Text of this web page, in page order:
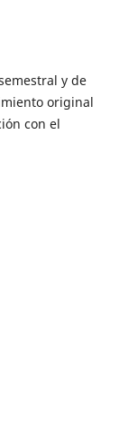
y de
original
con el